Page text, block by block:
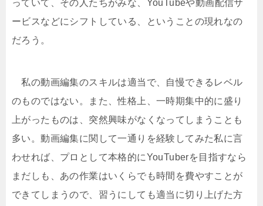
っていて、その人たちがみな、YouTubeや動画配信サ
ービスなどにシフトしている、ということの現れなの
だろう。
私の動画編集のスキルは適当で、自慢できるレベル
のものではない。また、性格上、一時期集中的に盛り
上がったものは、突然興味がなくなってしまうことも
多い。動画編集に関して一通りを経験してみた私に言
わせれば、プロとして本格的にYouTuberを目指すなら
まだしも、あの作業はいくらでも時間を費やすことが
できてしまうので、習うにしても適当に切り上げた方